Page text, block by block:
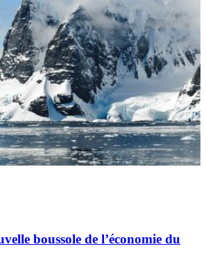
boussole de l’économie du